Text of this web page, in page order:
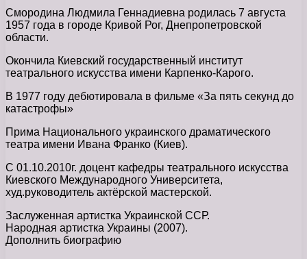
Смородина Людмила Геннадиевна родилась 7 августа
1957 года в городе Кривой Рог, Днепропетровской
области.
Окончила Киевский государственный институт
театрального искусства имени Карпенко-Карого.
В 1977 году дебютировала в фильме «За пять секунд до
катастрофы»
Прима Национального украинского драматического
театра имени Ивана Франко (Киев).
С 01.10.2010г. доцент кафедры театрального искусства
Киевского Международного Университета,
худ.руководитель актёрской мастерской.
Заслуженная артистка Украинской ССР.
Народная артистка Украины (2007).
Дополнить биографию